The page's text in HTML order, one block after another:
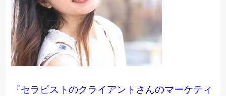
『セラピストのクライアントさんのマーケティ